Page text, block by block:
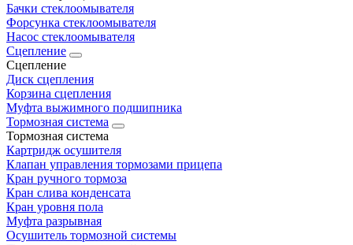
Бачки стеклоомывателя
Форсунка стеклоомывателя
Насос стеклоомывателя
Сцепление
Сцепление
Диск сцепления
Корзина сцепления
Муфта выжимного подшипника
Тормозная система
Тормозная система
Картридж осушителя
Клапан управления тормозами прицепа
Кран ручного тормоза
Кран слива конденсата
Кран уровня пола
Муфта разрывная
Осушитель тормозной системы